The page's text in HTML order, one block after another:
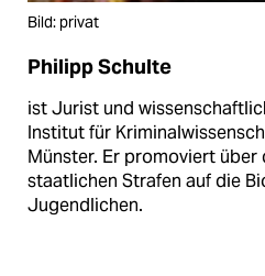
Bild: privat
Philipp Schulte
ist Jurist und
Institut für
Münster. Er promoviert über
staatlichen Strafen auf die
Jugendlichen.